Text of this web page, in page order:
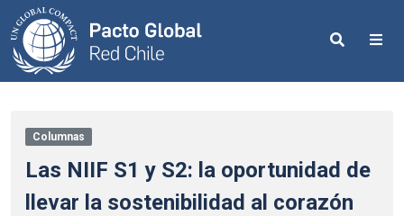
Search
Columnas
Las NIIF S1 y S2: la oportunidad de
llevar la sostenibilidad al corazón